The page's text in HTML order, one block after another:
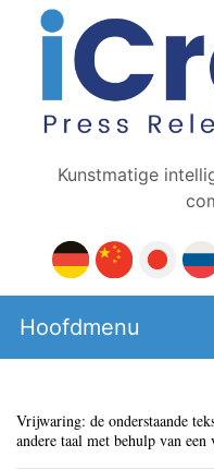
Kunstmatige
Hoofdmenu
Vrijwaring: de onderstaande
andere taal met behulp van